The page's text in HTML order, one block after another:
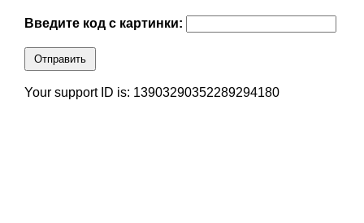
Введите код с картинки:
Отправить
Your support ID is: 13903290352289294180